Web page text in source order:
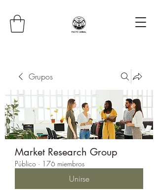
Grupos
Market Research Group
Público · 176 miembros
Unirse